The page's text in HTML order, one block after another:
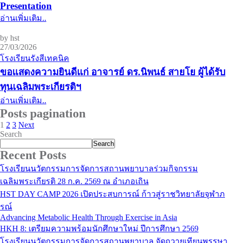
Presentation
อ่านเพิ่มเติม..
by hst
27/03/2026
โรงเรียนรังสีเทคนิค
ขอแสดงความยินดีแก่ อาจารย์ ดร.นิพนธ์ สายโย ผู้ได้รับ
ทุนเฉลิมพระเกียรติฯ
อ่านเพิ่มเติม..
Posts pagination
1 2 3 Next
Search
Search
Recent Posts
โรงเรียนนวัตกรรมการจัดการสถานพยาบาลร่วมกิจกรรม
เฉลิมพระเกียรติ 28 ก.ค. 2569 ณ อำเภอเถิน
HST DAY CAMP 2026 เปิดประสบการณ์ ก้าวสู่ราชวิทยาลัยจุฬาภ
รณ์
Advancing Metabolic Health Through Exercise in Asia
HKH 8: เตรียมความพร้อมนักศึกษาใหม่ ปีการศึกษา 2569